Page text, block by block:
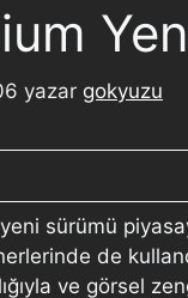
yazar gokyuzu
sürümü
de
ve görsel